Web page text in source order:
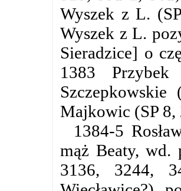
Wyszek z L.
Wyszek z L.
Sieradzice] o
1383
Majkowic (SP 8,
1384-5
mąż Beaty, wd.
3136, 3244,